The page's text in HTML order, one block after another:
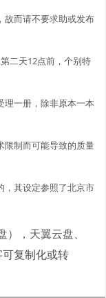
故而请不要求助或发布
二天12点前，个别特
理一册，除非原本一本
限制而可能导致的质量
，其设定参照了北京市
，天翼云盘、
复制化或转